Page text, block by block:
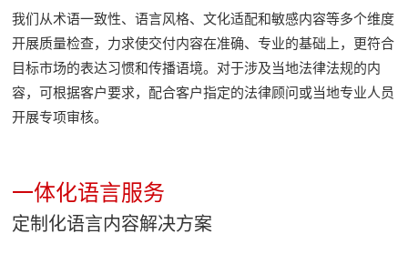
我们从术语一致性、语言风格、文化适配和敏感内容等多个维度
开展质量检查，力求使交付内容在准确、专业的基础上，更符合
目标市场的表达习惯和传播语境。对于涉及当地法律法规的内
容，可根据客户要求，配合客户指定的法律顾问或当地专业人员
开展专项审核。
一体化语言服务
定制化语言内容解决方案